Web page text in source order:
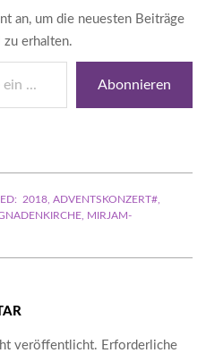
an, um die neuesten Beiträge
erhalten.
Abonnieren
2018 ADVENTSKONZERT#
MIRJAM-
veröffentlicht. Erforderliche